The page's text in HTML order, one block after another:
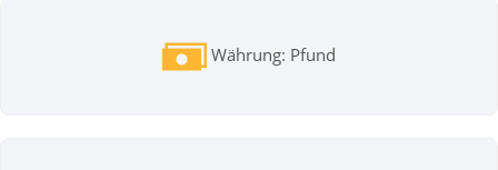
Währung: Pfund